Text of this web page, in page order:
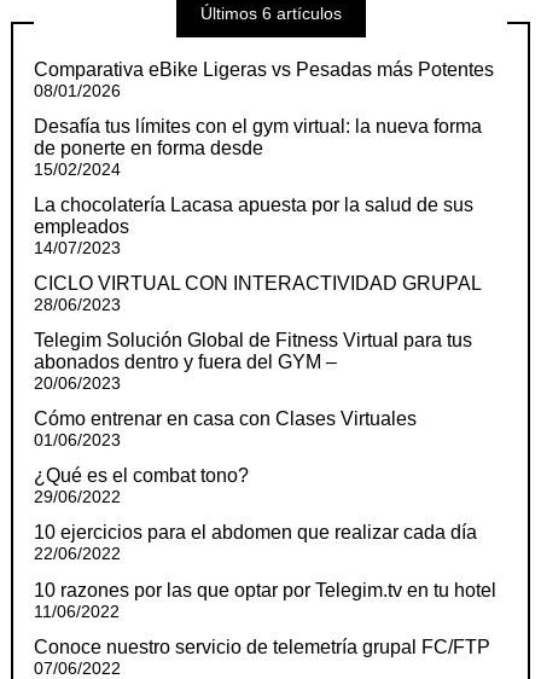
Últimos 6 artículos
Comparativa eBike Ligeras vs Pesadas más Potentes
08/01/2026
Desafía tus límites con el gym virtual: la nueva forma
de ponerte en forma desde
15/02/2024
La chocolatería Lacasa apuesta por la salud de sus
empleados
14/07/2023
CICLO VIRTUAL CON INTERACTIVIDAD GRUPAL
28/06/2023
Telegim Solución Global de Fitness Virtual para tus
abonados dentro y fuera del GYM –
20/06/2023
Cómo entrenar en casa con Clases Virtuales
01/06/2023
¿Qué es el combat tono?
29/06/2022
10 ejercicios para el abdomen que realizar cada día
22/06/2022
10 razones por las que optar por Telegim.tv en tu hotel
11/06/2022
Conoce nuestro servicio de telemetría grupal FC/FTP
07/06/2022